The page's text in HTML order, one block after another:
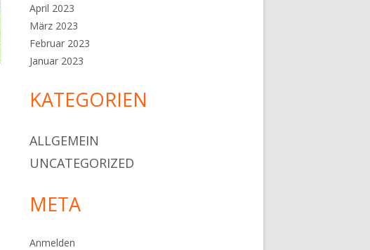
April 2023
März 2023
Februar 2023
Januar 2023
KATEGORIEN
ALLGEMEIN
UNCATEGORIZED
META
Anmelden